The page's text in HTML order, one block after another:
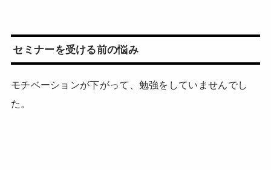
セミナーを受ける前の悩み
モチベーションが下がって、勉強をしていませんでし
た。